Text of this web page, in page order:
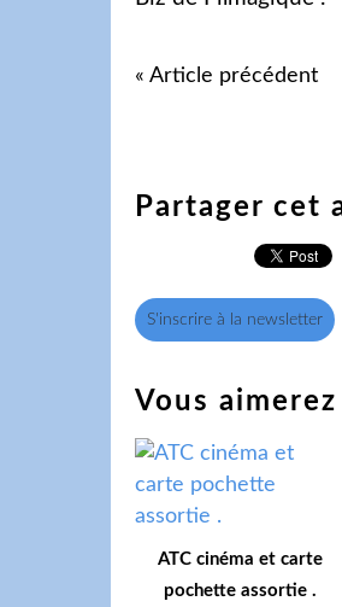
« Article précédent
Partager cet
S'inscrire à la newsletter
Vous
ATC cinéma et carte
pochette assortie .